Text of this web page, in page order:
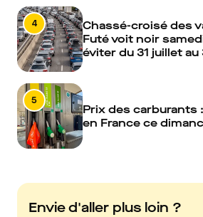
4
Chassé-croisé des
Futé voit noir
éviter du 31 juillet au
5
Prix des carburants
en France ce
Envie d'aller plus loin ?